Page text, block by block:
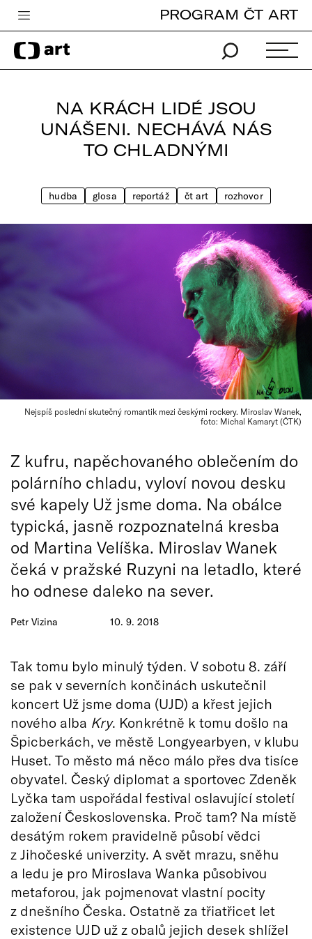
Česká televize
Zpravodajství
iVysílání
PROGRAM ČT ART
NA KRÁCH LIDÉ JSOU
UNÁŠENI. NECHÁVÁ NÁS
TO CHLADNÝMI
hudba glosa reportáž čt art rozhovor
Nejspíš poslední skutečný romantik mezi českými rockery. Miroslav Wanek,
foto: Michal Kamaryt (ČTK)
Petr Vizina 10. 9. 2018
Z kufru, napěchovaného oblečením do
polárního chladu, vyloví novou desku
své kapely Už jsme doma. Na obálce
typická, jasně rozpoznatelná kresba
od Martina Velíška. Miroslav Wanek
čeká v pražské Ruzyni na letadlo, které
ho odnese daleko na sever.
Tak tomu bylo minulý týden. V sobotu 8. září
se pak v severních končinách uskutečnil
koncert Už jsme doma (UJD) a křest jejich
nového alba Kry. Konkrétně k tomu došlo na
Špicberkách, ve městě Longyearbyen, v klubu
Huset. To město má něco málo přes dva tisíce
obyvatel. Český diplomat a sportovec Zdeněk
Lyčka tam uspořádal festival oslavující století
založení Československa. Proč tam? Na místě
desátým rokem pravidelně působí vědci
z Jihočeské univerzity. A svět mrazu, sněhu
a ledu je pro Miroslava Wanka působivou
metaforou, jak pojmenovat vlastní pocity
z dnešního Česka. Ostatně za třiatřicet let
existence UJD už z obalů jejich desek shlížel